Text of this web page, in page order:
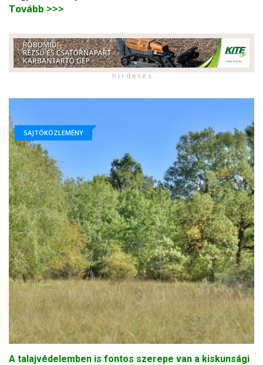
Tovább >>>
h i r d e t é s
SAJTÓKÖZLEMÉNY
A talajvédelemben is fontos szerepe van a kiskunsági